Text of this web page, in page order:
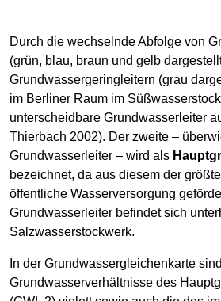
Durch die wechselnde Abfolge von
(grün, blau, braun und gelb
Grundwassergeringleitern (grau
im Berliner Raum im
unterscheidbare Grundwasserleiter
Thierbach 2002). Der zweite –
Grundwasserleiter – wird als
bezeichnet, da aus diesem der
öffentliche Wasserversorgung
Grundwasserleiter befindet sich
Salzwasserstockwerk.
In der Grundwassergleichenkarte
Grundwasserverhältnisse des